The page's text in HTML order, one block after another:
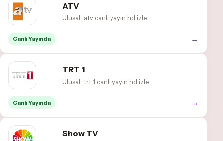
ATV
Ulusal · atv canlı yayın hd izle
Canlı Yayında →
TRT 1
Ulusal · trt 1 canlı yayın hd izle
Canlı Yayında →
Show TV